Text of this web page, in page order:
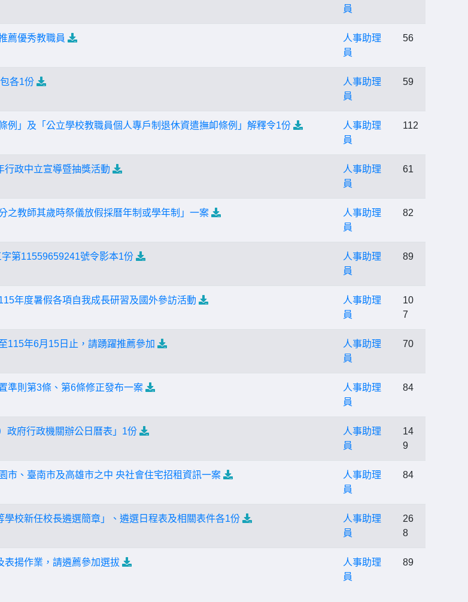
員
薦優秀教職員
人事助理
員
56
各1份
人事助理
員
59
例」及「公立學校教職員個人專戶制退休資遣撫卹條例」解釋令1份
人事助理
員
112
行政中立宣導暨抽獎活動
人事助理
員
61
之教師其歲時祭儀放假採曆年制或學年制」一案
人事助理
員
82
第11559659241號令影本1份
人事助理
員
89
年度暑假各項自我成長研習及國外參訪活動
人事助理
員
10
7
115年6月15日止，請踴躍推薦參加
人事助理
員
70
準則第3條、第6條修正發布一案
人事助理
員
84
政府行政機關辦公日曆表」1份
人事助理
員
14
9
市、臺南市及高雄市之中 央社會住宅招租資訊一案
人事助理
員
84
校新任校長遴選簡章」、遴選日程表及相關表件各1份
人事助理
員
26
8
表揚作業，請遴薦參加選拔
人事助理
員
89